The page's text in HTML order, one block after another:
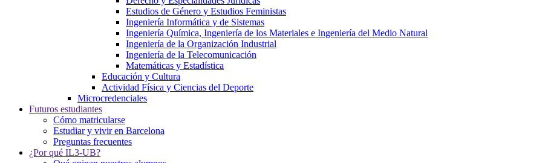
Estudios de Género y Estudios Feministas
Ingeniería Informática y de Sistemas
Ingeniería Química, Ingeniería de los Materiales e Ingeniería del Medio Natural
Ingeniería de la Organización Industrial
Ingeniería de la Telecomunicación
Matemáticas y Estadística
Educación y Cultura
Actividad Física y Ciencias del Deporte
Microcredenciales
Futuros estudiantes
Cómo matricularse
Estudiar y vivir en Barcelona
Preguntas frecuentes
¿Por qué IL3-UB?